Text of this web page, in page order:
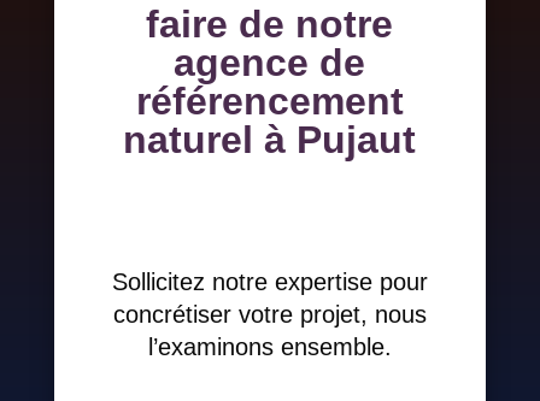
faire de notre
agence de
référencement
naturel à Pujaut
Sollicitez notre expertise pour
concrétiser votre projet, nous
l’examinons ensemble.